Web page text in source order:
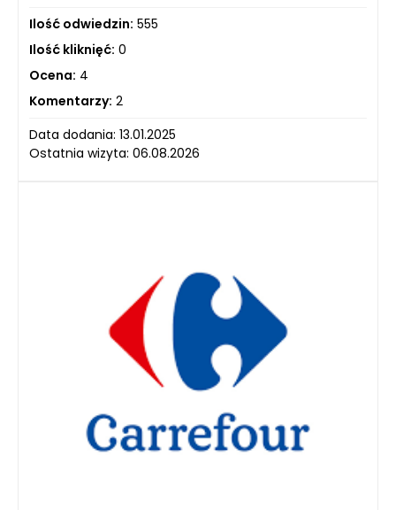
Ilość odwiedzin: 555
Ilość kliknięć: 0
Ocena: 4
Komentarzy: 2
Data dodania: 13.01.2025
Ostatnia wizyta: 06.08.2026